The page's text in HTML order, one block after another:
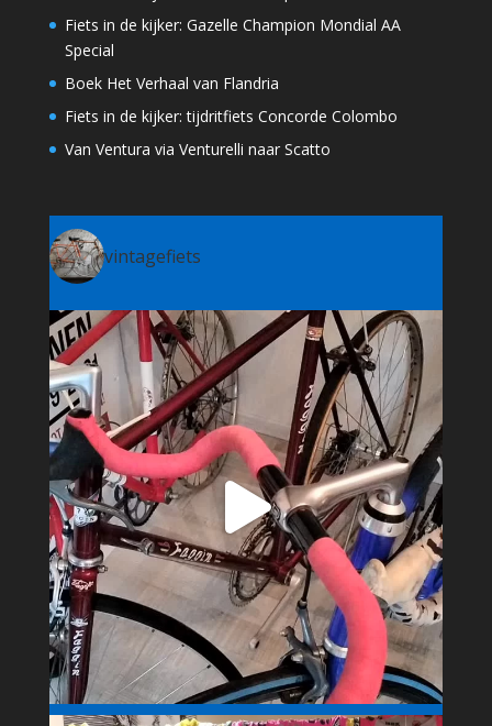
Fiets in de kijker: Gazelle Champion Mondial AA
Special
Boek Het Verhaal van Flandria
Fiets in de kijker: tijdritfiets Concorde Colombo
Van Ventura via Venturelli naar Scatto
vintagefiets